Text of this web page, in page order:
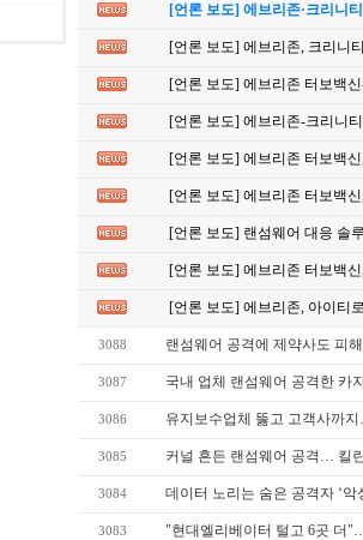
[언론 보도] 에브리존·크리니
[언론 보도] 에브리존, 크리니
[언론 보도] 에브리존 터보백
[언론 보도] 에브리존-크리니
[언론 보도] 에브리존 터보백
[언론 보도] 에브리존 터보백
[언론 보도] 랜섬웨어 대응 솔
[언론 보도] 에브리존 터보백
[언론 보도] 에브리존, 아이티
3088 랜섬웨어 공격에 제약사도 피
3087 국내 업체 랜섬웨어 공격한 카
3086 유지보수업체 뚫고 고객사까
3085 커널 흔든 랜섬웨어 공격… 킬린
3084 데이터 노리는 숨은 공격자 ‘악
3083 "현대엘리베이터 털고 6곳 더